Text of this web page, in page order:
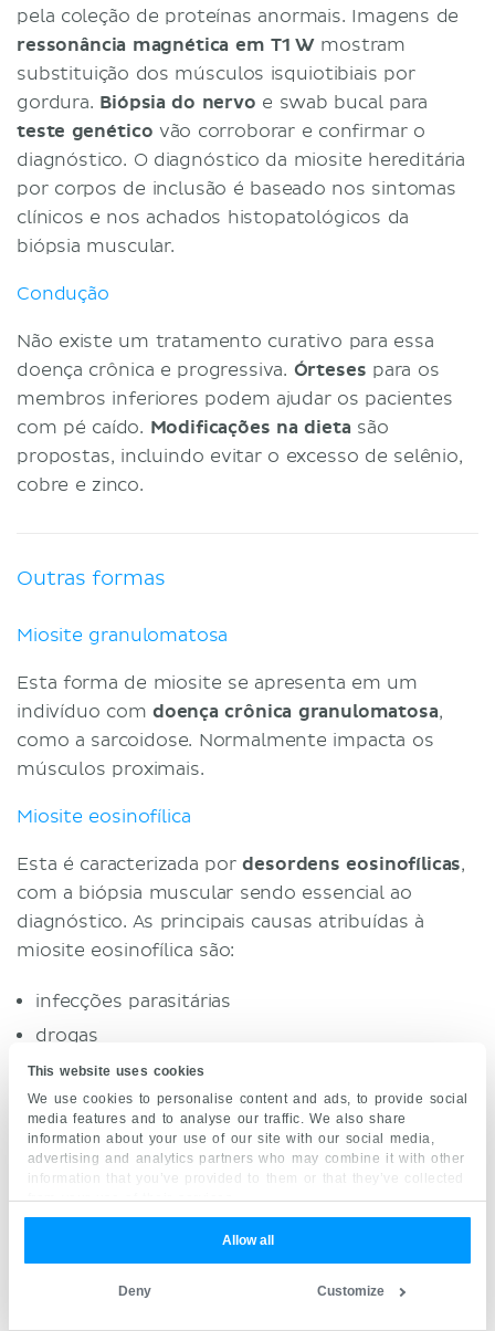
This website uses cookies
We use cookies to personalise content and ads, to provide social
media features and to analyse our traffic. We also share
information about your use of our site with our social media,
advertising and analytics partners who may combine it with other
information that you’ve provided to them or that they’ve collected
from your use of their services.
Allow all
Customize
Deny
pela coleção de proteínas anormais. Imagens de
ressonância magnética em T1 Wmostram
substituição dos músculos isquiotibiais por
gordura. Biópsia do nervo e swab bucal para
teste genético vão corroborar e confirmar o
diagnóstico. O diagnóstico da miosite hereditária
por corpos de inclusão é baseado nos sintomas
clínicos e nos achados histopatológicos da
biópsia muscular.
Condução
Não existe um tratamento curativo para essa
doença crônica e progressiva. Órteses para os
membros inferiores podem ajudar os pacientes
com pé caído. Modificações na dieta são
propostas, incluindo evitar o excesso de selênio,
cobre e zinco.
Outras formas
Miosite granulomatosa
Esta forma de miosite se apresenta em um
indivíduo com doença crônica granulomatosa,
como a sarcoidose. Normalmente impacta os
músculos proximais.
Miosite eosinofílica
Esta é caracterizada pordesordens eosinofílicas,
com a biópsia muscular sendo essencial ao
diagnóstico. As principais causas atribuídas à
miosite eosinofílica são:
infecções parasitárias
drogas
substâncias tóxicas
desordens hematológicas
Miosite focal
Esta é uma desordem rara que se apresenta
desordens inflamatórias e neoplásicas. É